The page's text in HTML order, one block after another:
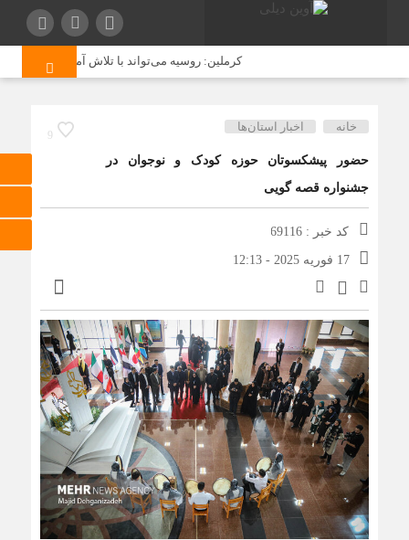
کرملین: روسیه می‌تواند با تلاش آمریکا برای تضعیف
9
خانه اخبار استان‌ها
حضور پیشکسوتان حوزه کودک و نوجوان در
جشنواره قصه گویی
کد خبر : 69116
17 فوریه 2025 - 12:13